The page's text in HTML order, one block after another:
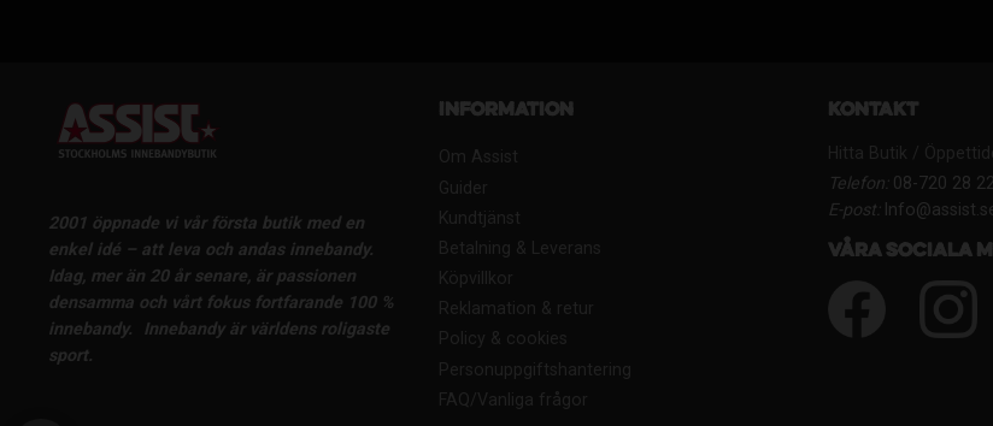
2001 öppnade vi vår första butik med en
enkel idé – att leva och andas innebandy.
Idag, mer än 20 år senare, är passionen
densamma och vårt fokus fortfarande 100 %
innebandy.
Innebandy är världens roligaste
sport.
Information
Om Assist
Guider
Kundtjänst
Betalning & Leverans
Köpvillkor
Reklamation & retur
Policy & cookies
Personuppgiftshantering
FAQ/Vanliga frågor
Kontakt
Hitta Butik /
Telefon:08-720 28 22
E-post:
Våra sociala